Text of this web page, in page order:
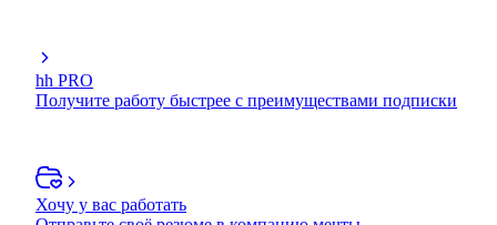
hh PRO
Получите работу быстрее с преимуществами подписки
Хочу у вас работать